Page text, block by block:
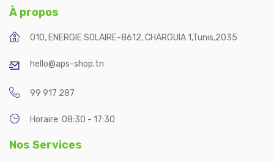
À propos
010, ENERGIE SOLAIRE-8612, CHARGUIA 1,Tunis,2035
hello@aps-shop.tn
99 917 287
Horaire: 08:30 - 17:30
Nos Services